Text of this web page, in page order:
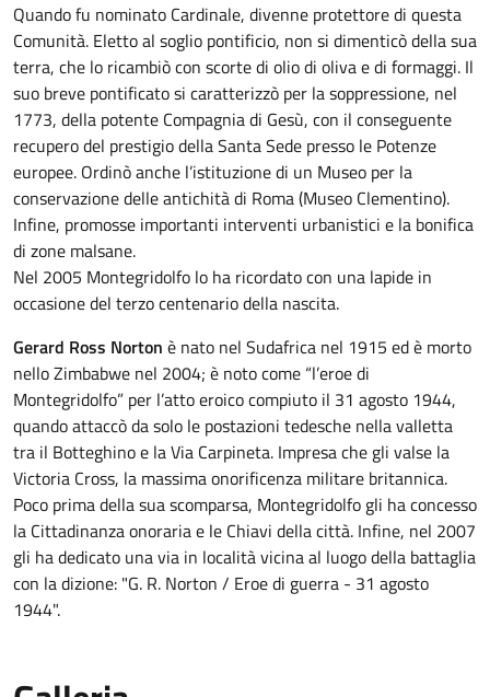
Quando fu nominato Cardinale, divenne protettore di questa
Comunità. Eletto al soglio pontificio, non si dimenticò della sua
terra, che lo ricambiò con scorte di olio di oliva e di formaggi. Il
suo breve pontificato si caratterizzò per la soppressione, nel
1773, della potente Compagnia di Gesù, con il conseguente
recupero del prestigio della Santa Sede presso le Potenze
europee. Ordinò anche l’istituzione di un Museo per la
conservazione delle antichità di Roma (Museo Clementino).
Infine, promosse importanti interventi urbanistici e la bonifica
di zone malsane.
Nel 2005 Montegridolfo lo ha ricordato con una lapide in
occasione del terzo centenario della nascita.
Gerard Ross Norton è nato nel Sudafrica nel 1915 ed è morto
nello Zimbabwe nel 2004; è noto come “l’eroe di
Montegridolfo” per l’atto eroico compiuto il 31 agosto 1944,
quando attaccò da solo le postazioni tedesche nella valletta
tra il Botteghino e la Via Carpineta. Impresa che gli valse la
Victoria Cross, la massima onorificenza militare britannica.
Poco prima della sua scomparsa, Montegridolfo gli ha concesso
la Cittadinanza onoraria e le Chiavi della città. Infine, nel 2007
gli ha dedicato una via in località vicina al luogo della battaglia
con la dizione: "G. R. Norton / Eroe di guerra - 31 agosto
1944".